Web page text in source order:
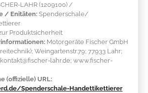
LAHR(1209100) /
/ Enitäten: Spenderschale/
Produktsicherheit
Motorgeräte Fischer GmbH
Weingartenstr.79; 77933 Lahr;
lahr.de; www.fischer-
(offizielle) URL:
Spenderschale-Handettikettierer